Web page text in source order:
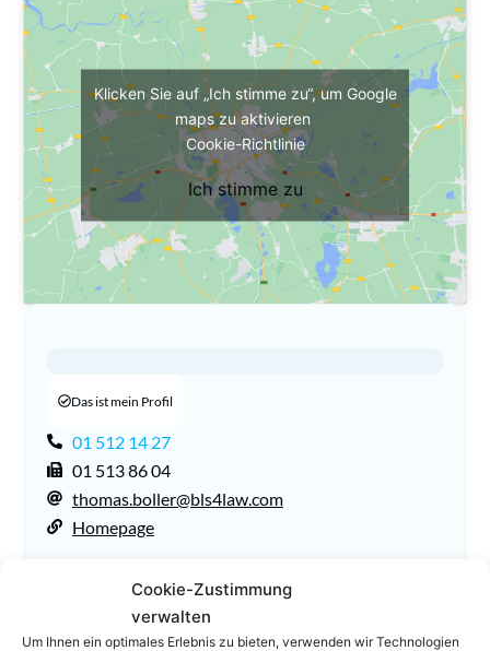
Cookie-Zustimmung
verwalten
Um Ihnen ein optimales Erlebnis zu bieten, verwenden wir Technologien
Klicken Sie auf „Ich stimme zu“, um Google
maps zu aktivieren
Cookie-Richtlinie
Ich stimme zu
Das ist mein Profil
01 512 14 27
01 513 86 04
thomas.boller@bls4law.com
Homepage